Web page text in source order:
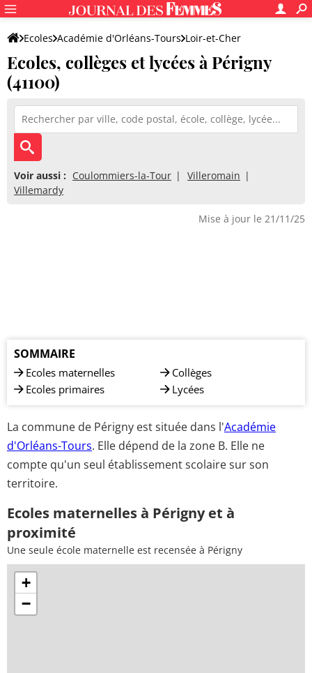
Ecoles Académie d'Orléans-Tours Loir-et-Cher
Ecoles, collèges et lycées à Périgny
(41100)
Voir aussi : Coulommiers-la-Tour
Villeromain
Villemardy
Mise à jour le 21/11/25
SOMMAIRE
Ecoles maternelles
Ecoles primaires
Collèges
Lycées
La commune de Périgny est située dans l'Académie
d'Orléans-Tours. Elle dépend de la zone B. Elle ne
compte qu'un seul établissement scolaire sur son
territoire.
Ecoles maternelles à Périgny et à
proximité
Une seule école maternelle est recensée à Périgny
+
−